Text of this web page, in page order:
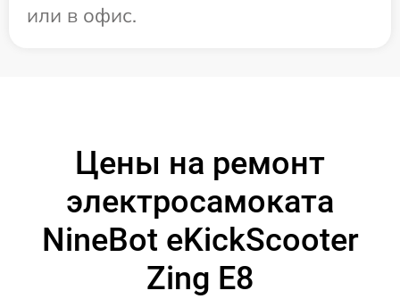
или в офис.
Цены на ремонт
электросамоката
NineBot eKickScooter
Zing E8